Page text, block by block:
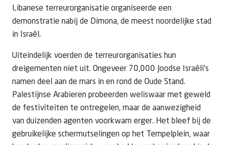
Libanese terreurorganisatie organiseerde een
demonstratie nabij de Dimona, de meest noordelijke stad
in Israël.
Uiteindelijk voerden de terreurorganisaties hun
dreigementen niet uit. Ongeveer 70,000 Joodse Israëli’s
namen deel aan de mars in en rond de Oude Stand.
Palestijnse Arabieren probeerden weliswaar met geweld
de festiviteiten te ontregelen, maar de aanwezigheid
van duizenden agenten voorkwam erger. Het bleef bij de
gebruikelijke schermutselingen op het Tempelplein, waar